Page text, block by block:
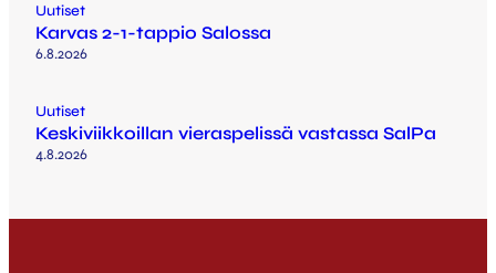
Uutiset
Karvas 2-1-tappio Salossa
6.8.2026
Uutiset
Keskiviikkoillan vieraspelissä vastassa SalPa
4.8.2026